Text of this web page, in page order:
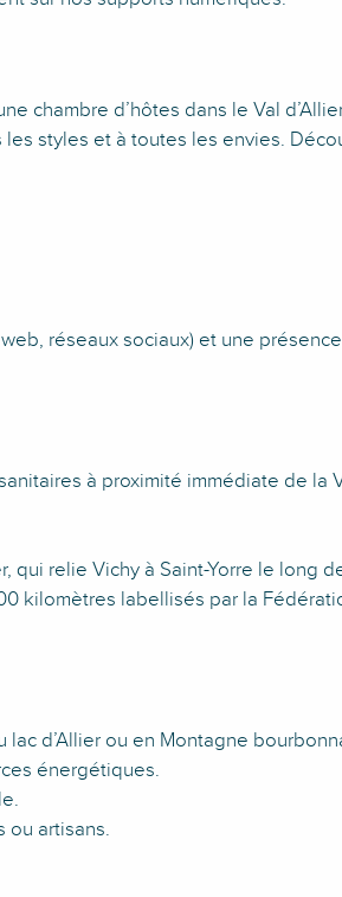
chambre d’hôtes dans le Val
styles et à toutes les envies.
réseaux sociaux) et une
à proximité immédiate de la
qui relie Vichy à Saint-Yorre le long
kilomètres labellisés par la
d’Allier ou en Montagne
énergétiques.
ou artisans.